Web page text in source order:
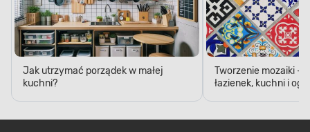
Jak utrzymać porządek w małej
kuchni?
Tworzenie mozaiki -
łazienek, kuchni i